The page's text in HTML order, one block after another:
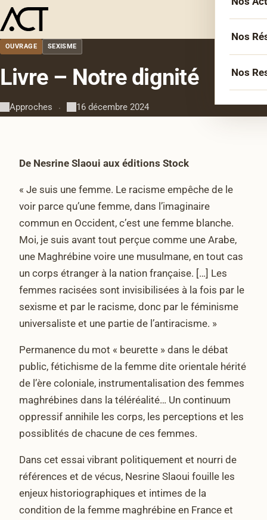
Nos
Nos
OUVRAGE SEXISME
Livre – Notre dignité
Approches · 16 décembre 2024
De Nesrine Slaoui aux éditions Stock
« Je suis une femme. Le racisme empêche de le
voir parce qu’une femme, dans l’imaginaire
commun en Occident, c’est une femme blanche.
Moi, je suis avant tout perçue comme une Arabe,
une Maghrébine voire une musulmane, en tout cas
un corps étranger à la nation française. […] Les
femmes racisées sont invisibilisées à la fois par le
sexisme et par le racisme, donc par le féminisme
universaliste et une partie de l’antiracisme. »
Permanence du mot « beurette » dans le débat
public, fétichisme de la femme dite orientale hérité
de l’ère coloniale, instrumentalisation des femmes
maghrébines dans la téléréalité… Un continuum
oppressif annihile les corps, les perceptions et les
possiblités de chacune de ces femmes.
Dans cet essai vibrant politiquement et nourri de
références et de vécus, Nesrine Slaoui fouille les
enjeux historiographiques et intimes de la
condition de la femme maghrébine en France et